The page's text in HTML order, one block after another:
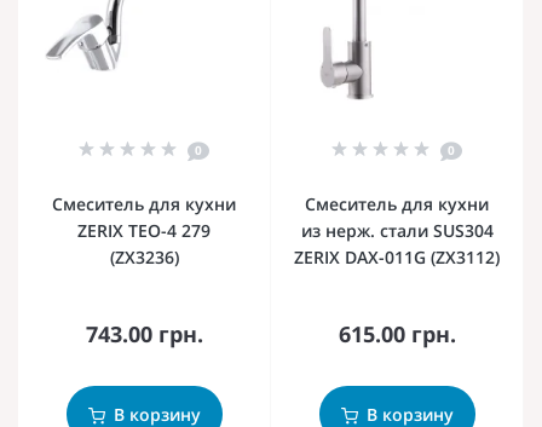
0
Смеситель для кухни
ZERIX TEO-4 279
(ZX3236)
743.00 грн.
В корзину
0
Смеситель для кухни
из нерж. стали SUS304
ZERIX DAX-011G (ZX3112)
615.00 грн.
В корзину